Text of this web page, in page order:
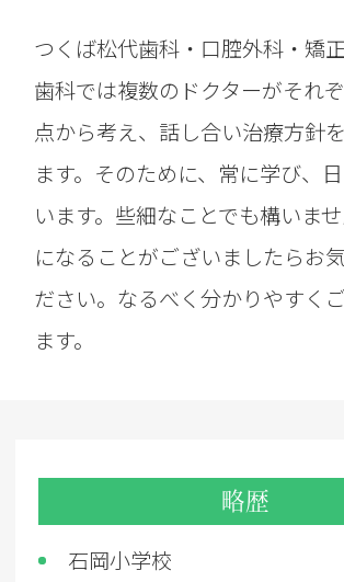
つくば松代歯科・口腔外科・矯
歯科では複数のドクターがそれ
点から考え、話し合い治療方針
ます。そのために、常に学び、
います。些細なことでも構いま
になることがございましたらお
ださい。なるべく分かりやすく
ます。
略歴
石岡小学校